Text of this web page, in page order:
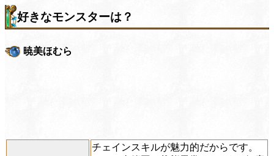
好きなモンスターは？
暁美ほむら
チェインスキルが魅力的だからです。